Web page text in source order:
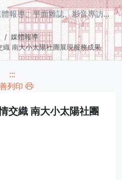
報導、平面雜誌、影音專訪...
媒體報導
織 南大小太陽社團展現服務成果
:::
列印
交織 南大小太陽社團